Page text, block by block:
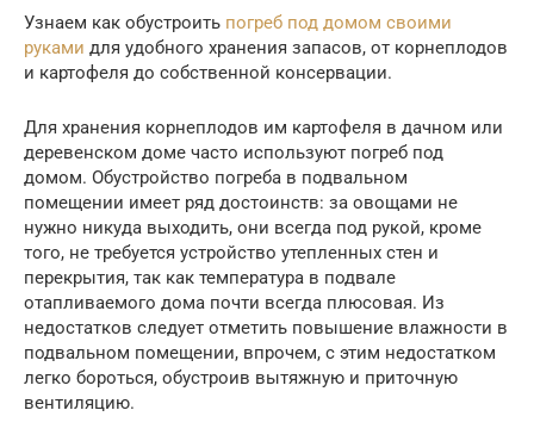
Узнаем как обустроить погреб под домом своими
руками для удобного хранения запасов, от корнеплодов
и картофеля до собственной консервации.
Для хранения корнеплодов им картофеля в дачном или
деревенском доме часто используют погреб под
домом. Обустройство погреба в подвальном
помещении имеет ряд достоинств: за овощами не
нужно никуда выходить, они всегда под рукой, кроме
того, не требуется устройство утепленных стен и
перекрытия, так как температура в подвале
отапливаемого дома почти всегда плюсовая. Из
недостатков следует отметить повышение влажности в
подвальном помещении, впрочем, с этим недостатком
легко бороться, обустроив вытяжную и приточную
вентиляцию.